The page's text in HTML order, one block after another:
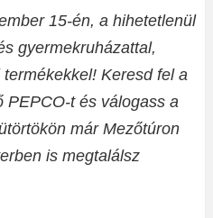
15-én, a hihetetlenül
gyermekruházattal,
Keresd fel a
PEPCO-t és válogass a
már Mezőtúron
is megtalálsz